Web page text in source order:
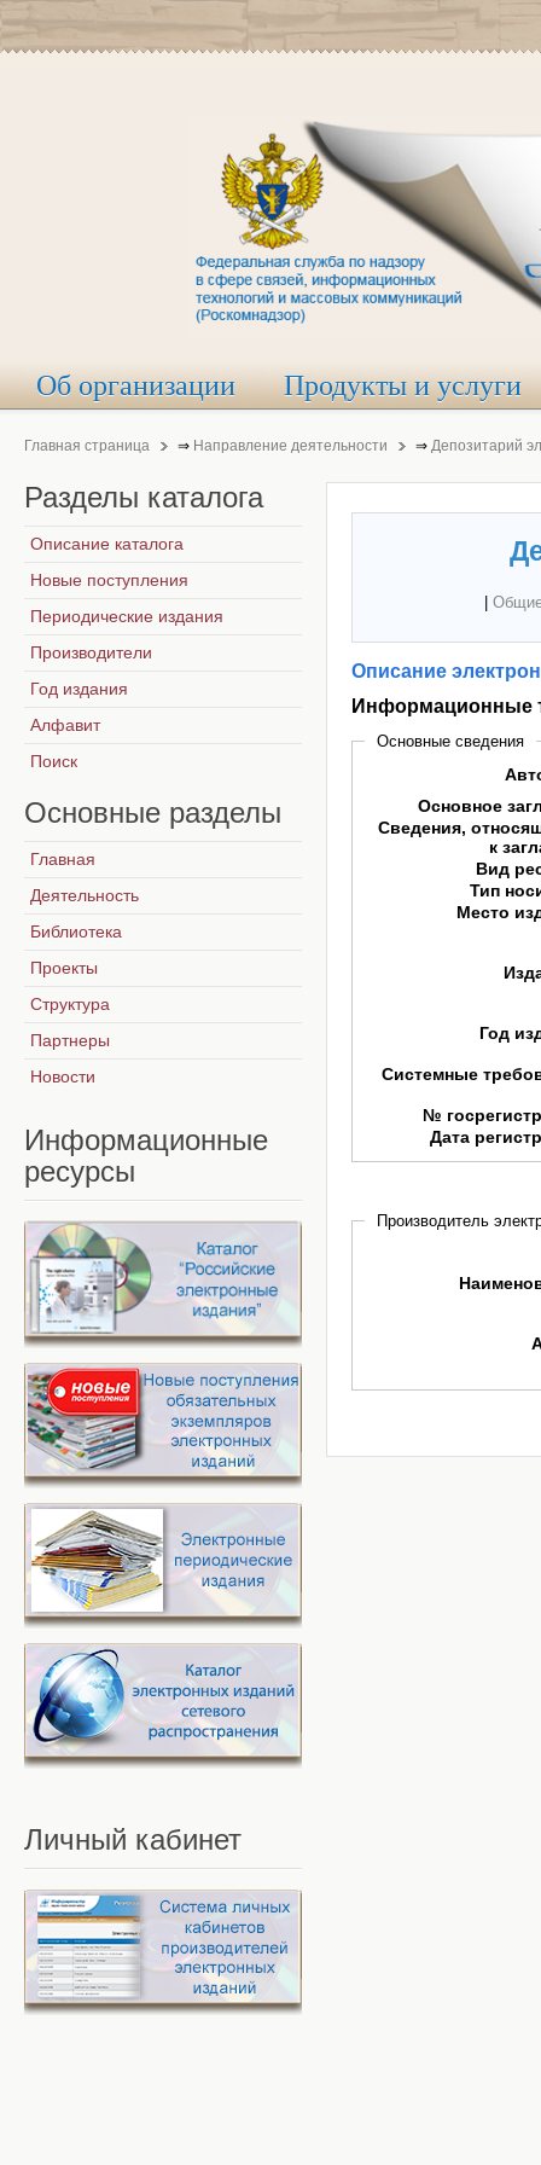
Об организации Продукты и услуги
Главная страница ⇒ Направление деятельности ⇒ Депозитарий
Описание
Информационные
Основные сведения
Основное
Сведения,
к
Вид
Тип
Место
Год
Системные
№
Дата
Производитель
Разделы каталога
Описание каталога
Новые поступления
Периодические издания
Производители
Год издания
Алфавит
Поиск
Основные разделы
Главная
Деятельность
Библиотека
Проекты
Структура
Партнеры
Новости
Информационные
ресурсы
Личный кабинет